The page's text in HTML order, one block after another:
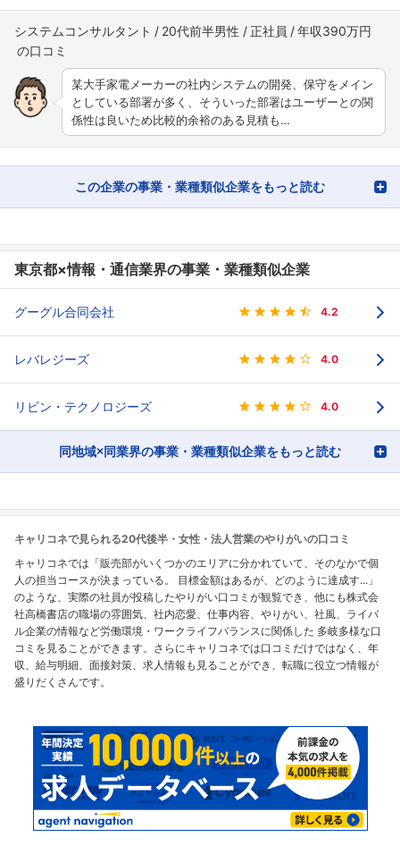
システムコンサルタント 20代前半男性 正社員 年収390万円
某大手家電メーカーの社内システムの開発、保守をメイン
としている部署が多く、そういった部署はユーザーとの関
係性は良いため比較的余裕のある見積も…
この企業の事業・業種類似企業をもっと読む
東京都×情報・通信業界の事業・業種類似企業
グーグル合同会社 4.2
レバレジーズ 4.0
リビン・テクノロジーズ 4.0
同地域×同業界の事業・業種類似企業をもっと読む
キャリコネで見られる20代後半・女性・法人営業のやりがいの口コミ
キャリコネでは「販売部がいくつかのエリアに分かれていて、そのなかで個
人の担当コースが決まっている。 目標金額はあるが、どのように達成す...」
のような、実際の社員が投稿したやりがい口コミが観覧でき、他にも株式会
社高橋書店の職場の雰囲気、社内恋愛、仕事内容、やりがい、社風、ライバ
ル企業の情報など労働環境・ワークライフバランスに関係した 多岐多様な口
コミを見ることができます。さらにキャリコネでは口コミだけではなく、年
収、給与明細、面接対策、求人情報も見ることができ、転職に役立つ情報が
盛りだくさんです。